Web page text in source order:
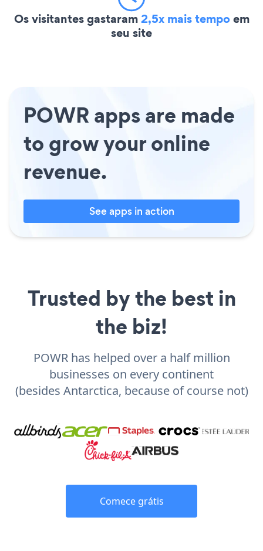
Os visitantes gastaram2,5x mais tempoem
seu site
POWR apps are made
to grow your online
revenue.
See apps in action
Trusted by the best in
the biz!
POWR has helped over a half million
businesses on every continent
(besides Antarctica, because of course not)
Comece grátis